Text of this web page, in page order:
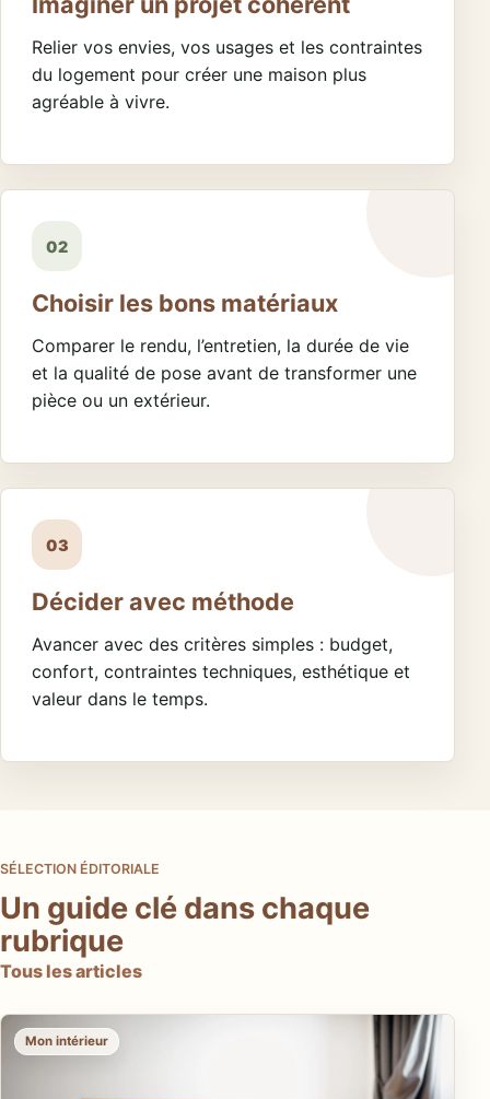
Relier vos envies, vos usages et les contraintes
du logement pour créer une maison plus
agréable à vivre.
02
Choisir les bons matériaux
Comparer le rendu, l’entretien, la durée de vie
et la qualité de pose avant de transformer une
pièce ou un extérieur.
03
Décider avec méthode
Avancer avec des critères simples : budget,
confort, contraintes techniques, esthétique et
valeur dans le temps.
SÉLECTION ÉDITORIALE
Un guide clé dans chaque
rubrique
Tous les articles
Mon intérieur